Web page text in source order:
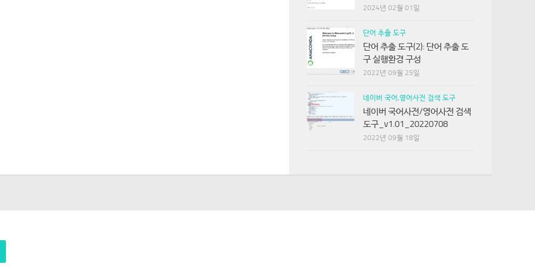
2024년 02월 01일
단어 추출 도구
단어 추출 도구(2): 단어 추출 도
구 실행환경 구성
2022년 09월 25일
네이버 국어,영어사전 검색 도구
네이버 국어사전/영어사전 검색
도구_v1.01_20220708
2022년 09월 18일